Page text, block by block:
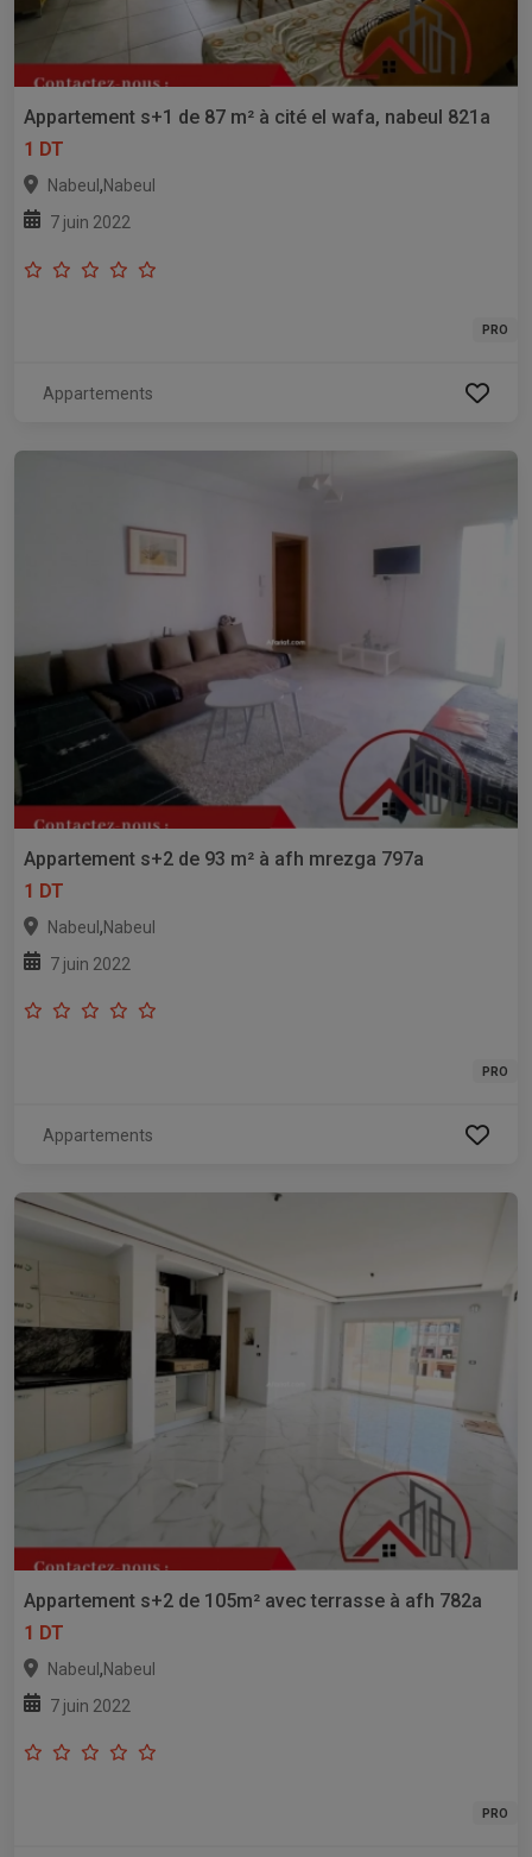
Appartement s+1 de 87 m² à cité el wafa, nabeul 821a
1 DT
Nabeul ,Nabeul
7 juin 2022
PRO
Appartements
Appartement s+2 de 93 m² à afh mrezga 797a
1 DT
Nabeul ,Nabeul
7 juin 2022
PRO
Appartements
Appartement s+2 de 105m² avec terrasse à afh 782a
1 DT
Nabeul ,Nabeul
7 juin 2022
PRO